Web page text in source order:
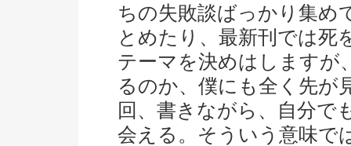
ちの失敗談ばっかり集め
とめたり、最新刊では死
テーマを決めはしますが
るのか、僕にも全く先が
回、書きながら、自分で
会える。そういう意味で